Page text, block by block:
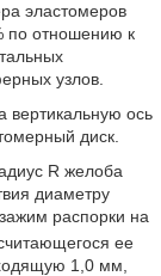
эластомеров
по отношению к
узлов.
вертикальную ось
диск.
R желоба
диаметру
распорки на
ее
1,0 мм,